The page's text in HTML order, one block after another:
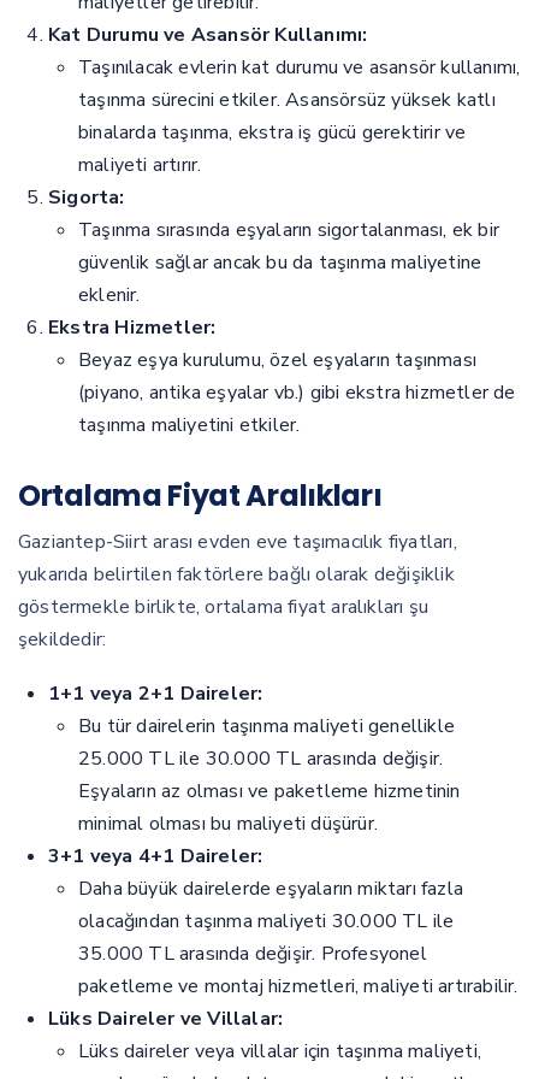
Kat Durumu ve Asansör Kullanımı:
Taşınılacak evlerin kat durumu ve asansör kullanımı,
taşınma sürecini etkiler. Asansörsüz yüksek katlı
binalarda taşınma, ekstra iş gücü gerektirir ve
maliyeti artırır.
Sigorta:
Taşınma sırasında eşyaların sigortalanması, ek bir
güvenlik sağlar ancak bu da taşınma maliyetine
eklenir.
Ekstra Hizmetler:
Beyaz eşya kurulumu, özel eşyaların taşınması
(piyano, antika eşyalar vb.) gibi ekstra hizmetler de
taşınma maliyetini etkiler.
Ortalama Fiyat Aralıkları
Gaziantep-Siirt arası evden eve taşımacılık fiyatları,
yukarıda belirtilen faktörlere bağlı olarak değişiklik
göstermekle birlikte, ortalama fiyat aralıkları şu
şekildedir:
1+1 veya 2+1 Daireler:
Bu tür dairelerin taşınma maliyeti genellikle
25.000 TL ile 30.000 TL arasında değişir.
Eşyaların az olması ve paketleme hizmetinin
minimal olması bu maliyeti düşürür.
3+1 veya 4+1 Daireler:
Daha büyük dairelerde eşyaların miktarı fazla
olacağından taşınma maliyeti 30.000 TL ile
35.000 TL arasında değişir. Profesyonel
paketleme ve montaj hizmetleri, maliyeti artırabilir.
Lüks Daireler ve Villalar:
Lüks daireler veya villalar için taşınma maliyeti,